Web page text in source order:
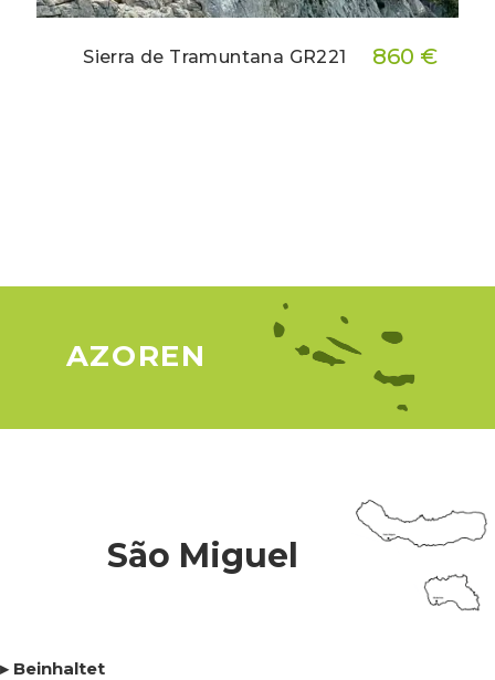
Sierra de Tramuntana GR221 860 €
AZOREN
São Miguel
▸ Beinhaltet